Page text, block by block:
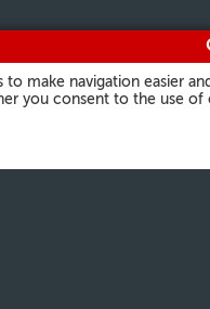
make navigation easier
you consent to the use of